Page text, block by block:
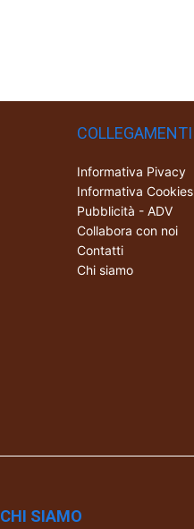
COLLEGAMENTI
Informativa Pivacy
Informativa Cookies
Pubblicità - ADV
Collabora con noi
Contatti
Chi siamo
CHI SIAMO